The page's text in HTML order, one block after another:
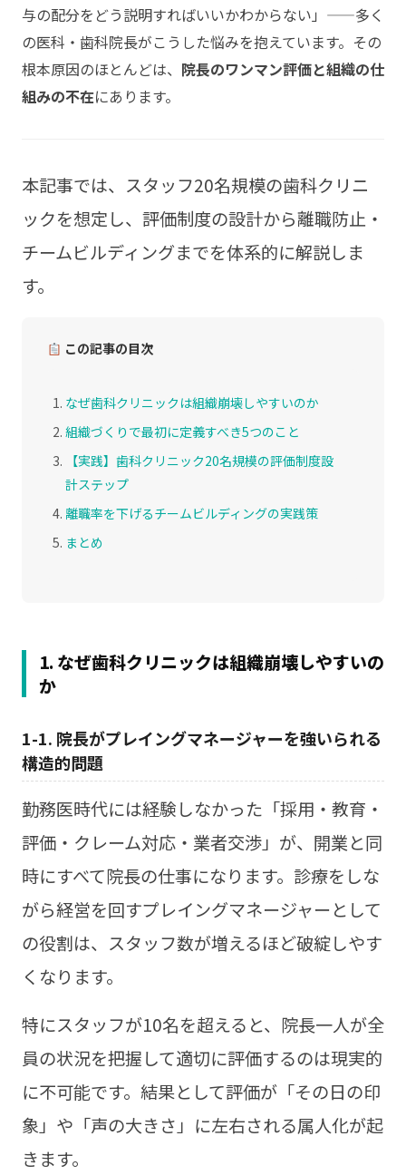
与の配分をどう説明すればいいかわからない」——多く
の医科・歯科院長がこうした悩みを抱えています。その
根本原因のほとんどは、 院長のワンマン評価と組織の仕
組みの不在にあります。
本記事では、スタッフ20名規模の歯科クリニ
ックを想定し、評価制度の設計から離職防止・
チームビルディングまでを体系的に解説しま
す。
この記事の目次
なぜ歯科クリニックは組織崩壊しやすいのか
組織づくりで最初に定義すべき5つのこと
【実践】歯科クリニック20名規模の評価制度設
計ステップ
離職率を下げるチームビルディングの実践策
まとめ
1. なぜ歯科クリニックは組織崩壊しやすいの
か
1-1. 院長がプレイングマネージャーを強いられる
構造的問題
勤務医時代には経験しなかった「採用・教育・
評価・クレーム対応・業者交渉」が、開業と同
時にすべて院長の仕事になります。診療をしな
がら経営を回すプレイングマネージャーとして
の役割は、スタッフ数が増えるほど破綻しやす
くなります。
特にスタッフが10名を超えると、院長一人が全
員の状況を把握して適切に評価するのは現実的
に不可能です。結果として評価が「その日の印
象」や「声の大きさ」に左右される属人化が起
きます。